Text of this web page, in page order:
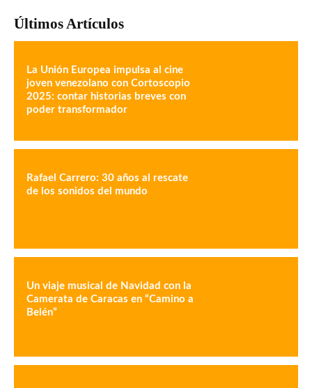
Últimos Artículos
La Unión Europea impulsa al cine
joven venezolano con Cortoscopio
2025: contar historias breves con
poder transformador
Rafael Carrero: 30 años al rescate
de los sonidos del mundo
Un viaje musical de Navidad con la
Camerata de Caracas en “Camino a
Belén”